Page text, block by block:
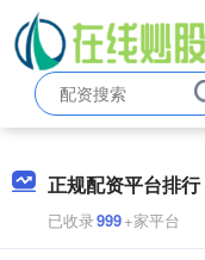
正规配资平台排行
已收录999+家平台